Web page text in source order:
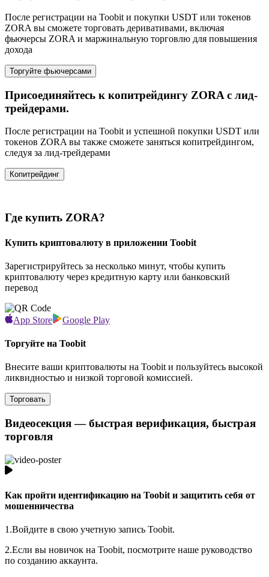
После регистрации на Toobit и покупки USDT или токенов
ZORA вы сможете торговать деривативами, включая
фьючерсы ZORA и маржинальную торговлю для повышения
дохода
Торгуйте фьючерсами
Присоединяйтесь к копитрейдингу ZORA с лид-
трейдерами.
После регистрации на Toobit и успешной покупки USDT или
токенов ZORA вы также сможете заняться копитрейдингом,
следуя за лид-трейдерами
Копитрейдинг
Где купить ZORA?
Купить криптовалюту в приложении Toobit
Зарегистрируйтесь за несколько минут, чтобы купить
криптовалюту через кредитную карту или банковский
перевод
App Store Google Play
Торгуйте на Toobit
Внесите ваши криптовалюты на Toobit и пользуйтесь высокой
ликвидностью и низкой торговой комиссией.
Торговать
Видеосекция — быстрая верификация, быстрая
торговля
Как пройти идентификацию на Toobit и защитить себя от
мошенничества
1.Войдите в свою учетную запись Toobit.
2.Если вы новичок на Toobit, посмотрите наше руководство
по созданию аккаунта.